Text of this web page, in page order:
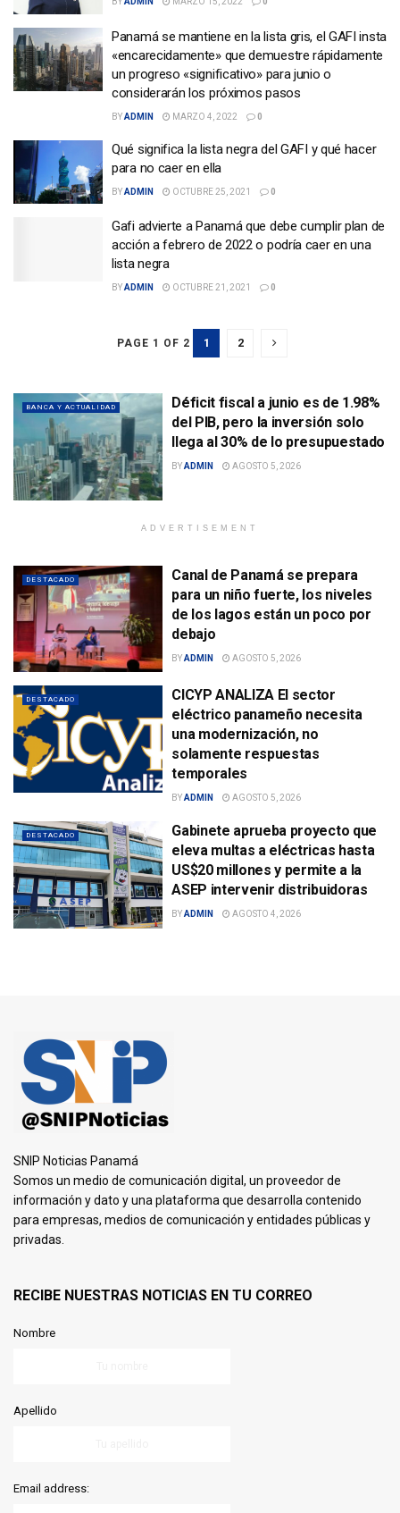
Panamá se mantiene en la lista gris, el GAFI insta
«encarecidamente» que demuestre rápidamente
un progreso «significativo» para junio o
considerarán los próximos pasos
BYADMIN MARZO 4, 2022 0
Qué significa la lista negra del GAFI y qué hacer
para no caer en ella
BYADMIN OCTUBRE 25, 2021 0
Gafi advierte a Panamá que debe cumplir plan de
acción a febrero de 2022 o podría caer en una
lista negra
BYADMIN OCTUBRE 21, 2021 0
PAGE 1 OF 2 1 2
BANCA Y ACTUALIDAD
Déficit fiscal a junio es de 1.98%
del PIB, pero la inversión solo
llega al 30% de lo presupuestado
BYADMIN AGOSTO 5, 2026
ADVERTISEMENT
DESTACADO
Canal de Panamá se prepara
para un niño fuerte, los niveles
de los lagos están un poco por
debajo
BYADMIN AGOSTO 5, 2026
DESTACADO
CICYP ANALIZA El sector
eléctrico panameño necesita
una modernización, no
solamente respuestas
temporales
BYADMIN AGOSTO 5, 2026
DESTACADO
Gabinete aprueba proyecto que
eleva multas a eléctricas hasta
US$20 millones y permite a la
ASEP intervenir distribuidoras
BYADMIN AGOSTO 4, 2026
SNIP Noticias Panamá
Somos un medio de comunicación digital, un proveedor de
información y dato y una plataforma que desarrolla contenido
para empresas, medios de comunicación y entidades públicas y
privadas.
RECIBE NUESTRAS NOTICIAS EN TU CORREO
Nombre
Apellido
Email address: